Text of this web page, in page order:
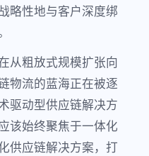
略性地与客户深度绑
从粗放式规模扩张向
物流的蓝海正在被逐
驱动型供应链解决方
该始终聚焦于一体化
供应链解决方案，打